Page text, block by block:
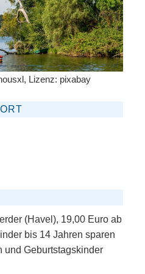
Lizenz: pixabay
(Havel), 19,00 Euro ab
bis 14 Jahren sparen
und Geburtstagskinder